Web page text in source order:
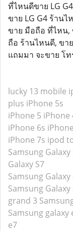
ที่ไหนดีขาย LG
ขาย LG G4 ร้าน
ขาย มือถือ ที่ไหน,
ถือ ร้านไหนดี, ขา
แถมมา จะขาย โท
lucky 13 mobile
plus iPhone 5s
iPhone 5 iPhone
iPhone 6s
iPhone 7s ipod
Samsung Galaxy
Galaxy S7
Samsung
Samsung
grand 3
Samsung galaxy
e7